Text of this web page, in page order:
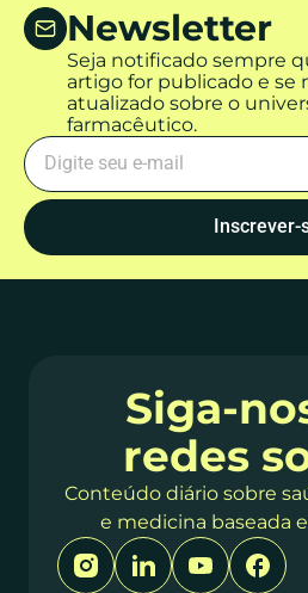
Newsletter
Seja notificado sempre
artigo for publicado e se
atualizado sobre o
farmacêutico.
Inscrever-
Siga-
redes
Conteúdo diário sobre
e medicina baseada